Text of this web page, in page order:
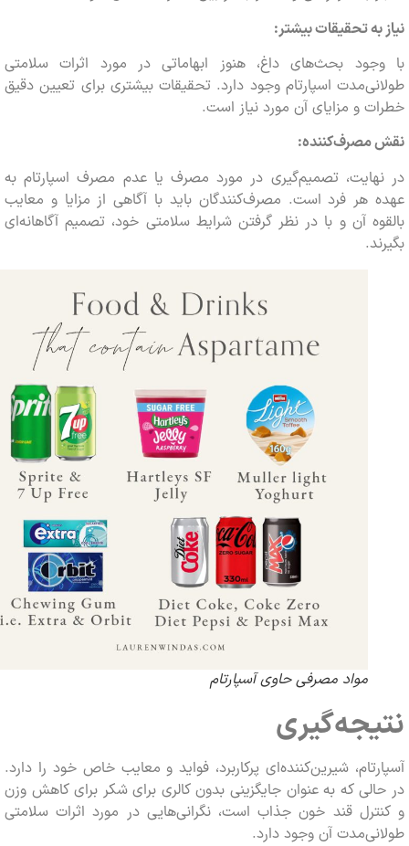
تحقیقات بیشتر:
بحث‌های داغ، هنوز ابهاماتی در مورد اثرات سلامتی
اسپارتام وجود دارد. تحقیقات بیشتری برای تعیین دقیق
و مزایای آن مورد نیاز است.
تصمیم‌گیری در مورد مصرف یا عدم مصرف اسپارتام به
هر فرد است. مصرف‌کنندگان باید با آگاهی از مزایا و معایب
آن و با در نظر گرفتن شرایط سلامتی خود، تصمیم آگاهانه‌ای
مواد مصرفی حاوی آسپارتام
شیرین‌کننده‌ای پرکاربرد، فواید و معایب خاص خود را دارد.
که به عنوان جایگزینی بدون کالری برای شکر برای کاهش وزن
قند خون جذاب است، نگرانی‌هایی در مورد اثرات سلامتی
آن وجود دارد.